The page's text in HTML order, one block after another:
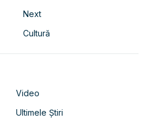
Next
Cultură
Video
Ultimele Știri